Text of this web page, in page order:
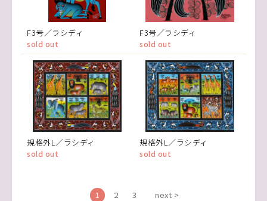
F3号／ラシディ
sold out
F3号／ラシディ
sold out
規格外L／ラシディ
sold out
規格外L／ラシディ
sold out
1 2 3 next >